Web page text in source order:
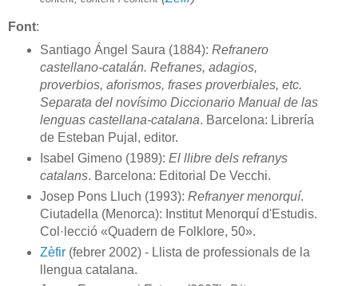
Font:
Santiago Ángel Saura (1884): Refranero
castellano-catalán. Refranes, adagios,
proverbios, aforismos, frases proverbiales, etc.
Separata del novísimo Diccionario Manual de las
lenguas castellana-catalana. Barcelona: Librería
de Esteban Pujal, editor.
Isabel Gimeno (1989): El llibre dels refranys
catalans. Barcelona: Editorial De Vecchi.
Josep Pons Lluch (1993): Refranyer menorquí.
Ciutadella (Menorca): Institut Menorquí d'Estudis.
Col·lecció «Quadern de Folklore, 50».
Zèfir(febrer 2002) - Llista de professionals de la
llengua catalana.